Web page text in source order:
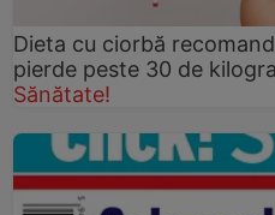
Dieta cu ciorbă
pierde peste 30 de
Sănătate!